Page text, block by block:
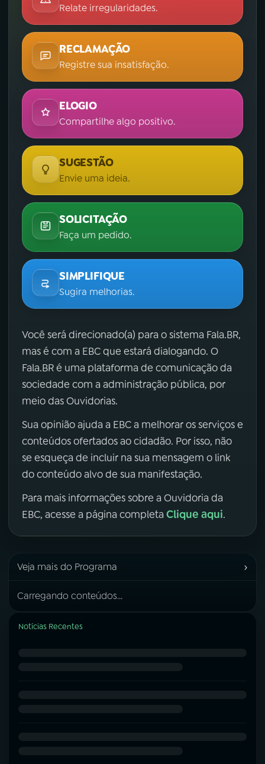
Relate irregularidades.
RECLAMAÇÃO
Registre sua insatisfação.
ELOGIO
Compartilhe algo positivo.
SUGESTÃO
Envie uma ideia.
SOLICITAÇÃO
Faça um pedido.
SIMPLIFIQUE
Sugira melhorias.
Você será direcionado(a) para o sistema Fala.BR,
mas é com a EBC que estará dialogando. O
Fala.BR é uma plataforma de comunicação da
sociedade com a administração pública, por
meio das Ouvidorias.
Sua opinião ajuda a EBC a melhorar os serviços e
conteúdos ofertados ao cidadão. Por isso, não
se esqueça de incluir na sua mensagem o link
do conteúdo alvo de sua manifestação.
Para mais informações sobre a Ouvidoria da
EBC, acesse a página completa Clique aqui.
Veja mais do Programa ›
Carregando conteúdos...
Notícias Recentes